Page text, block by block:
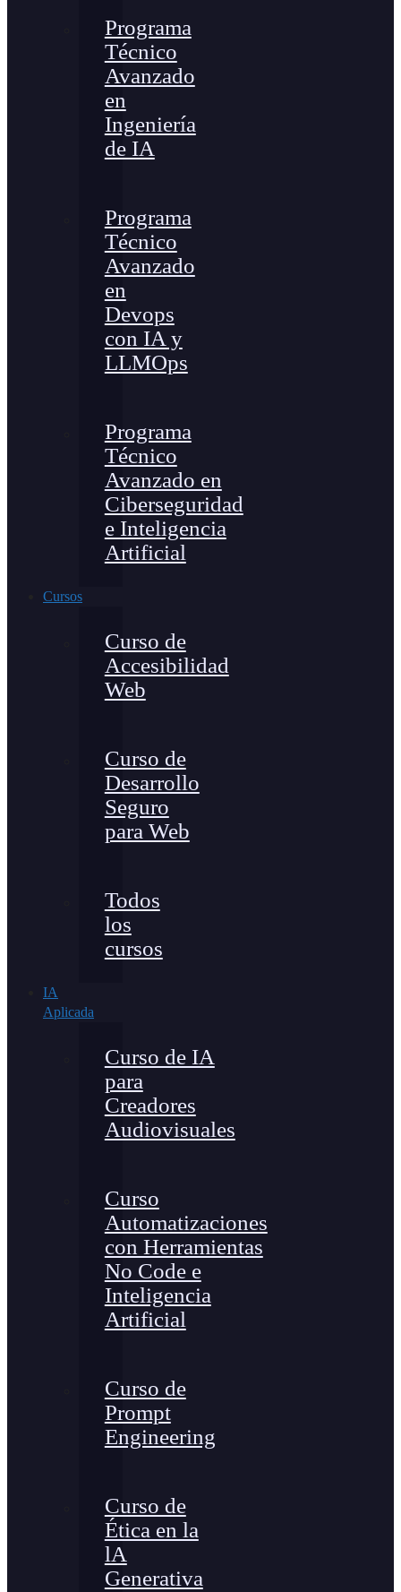
Programa
Técnico
Avanzado
en
Ingeniería
de IA
Programa
Técnico
Avanzado
en
Devops
con IA y
LLMOps
Programa
Técnico
Avanzado en
Ciberseguridad
e Inteligencia
Artificial
Cursos
Curso de
Accesibilidad
Web
Curso de
Desarrollo
Seguro
para Web
Todos
los
cursos
IA
Aplicada
Curso de IA
para
Creadores
Audiovisuales
Curso
Automatizaciones
con Herramientas
No Code e
Inteligencia
Artificial
Curso de
Prompt
Engineering
Curso de
Ética en la
lA
Generativa